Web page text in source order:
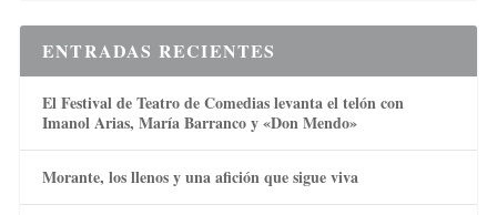
ENTRADAS RECIENTES
El Festival de Teatro de Comedias levanta el telón con
Imanol Arias, María Barranco y «Don Mendo»
Morante, los llenos y una afición que sigue viva